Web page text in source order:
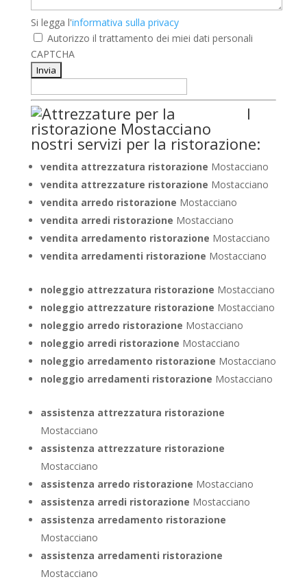
Si
legga
l'informativa
sulla
Si legga l'informativa sulla privacy
Autorizzo il trattamento dei miei dati personali
CAPTCHA
I
nostri servizi per la ristorazione:
vendita attrezzatura ristorazione Mostacciano
vendita attrezzature ristorazione Mostacciano
vendita arredo ristorazione Mostacciano
vendita arredi ristorazione Mostacciano
vendita arredamento ristorazione Mostacciano
vendita arredamenti ristorazione Mostacciano
noleggio attrezzatura ristorazione Mostacciano
noleggio attrezzature ristorazione Mostacciano
noleggio arredo ristorazione Mostacciano
noleggio arredi ristorazione Mostacciano
noleggio arredamento ristorazione Mostacciano
noleggio arredamenti ristorazione Mostacciano
assistenza attrezzatura ristorazione
Mostacciano
assistenza attrezzature ristorazione
Mostacciano
assistenza arredo ristorazione Mostacciano
assistenza arredi ristorazione Mostacciano
assistenza arredamento ristorazione
Mostacciano
assistenza arredamenti ristorazione
Mostacciano